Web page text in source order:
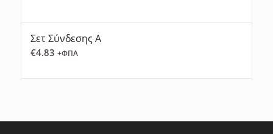
Σετ Σύνδεσης Α
€4.83 +ΦΠΑ